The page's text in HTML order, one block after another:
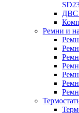
ДВС
Ремни и